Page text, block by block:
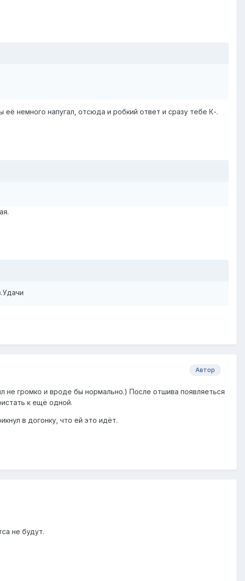
немного напугал, отсюда и робкий ответ и сразу тебе К-.
Автор
не громко и вроде бы нормально.) После отшива появляеться
к ещё одной.
в догонку, что ей это идёт.
не будут.